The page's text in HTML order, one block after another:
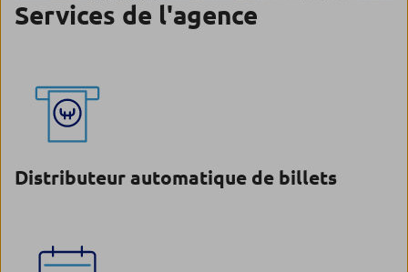
Services de l'agence
Distributeur automatique de billets